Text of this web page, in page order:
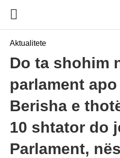
Aktualitete
Do ta shohim
parlament
Berisha e
10 shtator do
Parlament,